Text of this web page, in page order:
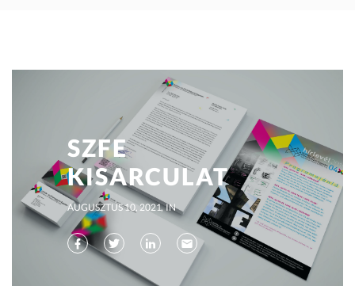
SZFE
KISARCULAT
AUGUSZTUS 10, 2021 IN